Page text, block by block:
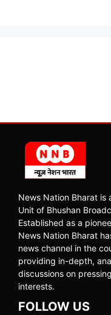
News Nation Bharat is
Unit of Bhushan
Established as a
News Nation Bharat
news channel in the
providing in-depth,
discussions on
interests.
FOLLOW US